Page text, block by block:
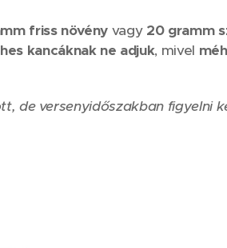
friss növény vagy 20 gramm
kancáknak ne adjuk, mivel
de versenyidőszakban figyelni